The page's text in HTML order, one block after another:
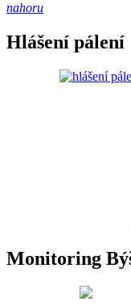
nahoru
Hlášení pálení
Monitoring